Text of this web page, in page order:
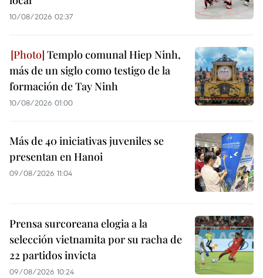
10/08/2026 02:37
Templo comunal Hiep Ninh,
más de un siglo como testigo de la
formación de Tay Ninh
10/08/2026 01:00
Más de 40 iniciativas juveniles se
presentan en Hanoi
09/08/2026 11:04
Prensa surcoreana elogia a la
selección vietnamita por su racha de
22 partidos invicta
09/08/2026 10:24